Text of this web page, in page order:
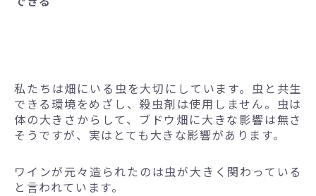
私たちは畑にいる虫を大切にしています。虫と共生
できる環境をめざし、殺虫剤は使用しません。虫は
体の大きさからして、ブドウ畑に大きな影響は無さ
そうですが、実はとても大きな影響があります。
ワインが元々造られたのは虫が大きく関わっている
と言われています。